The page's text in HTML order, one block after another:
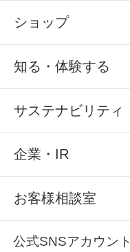
ショップ
知る・体験する
サステナビリティ
企業・IR
お客様相談室
公式SNSアカウント